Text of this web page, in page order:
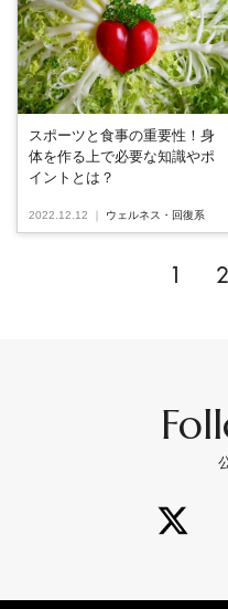
スポーツと食事の重要性！身
体を作る上で必要な知識やポ
イントとは？
2022.12.12 ウェルネス・回復系
1 2